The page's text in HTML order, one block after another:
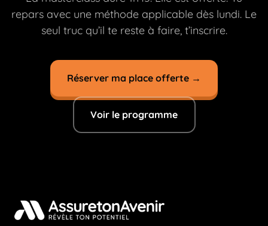
repars avec une méthode applicable dès lundi. Le
seul truc qu’il te reste à faire, t’inscrire.
Réserver ma place offerte →
Voir le programme